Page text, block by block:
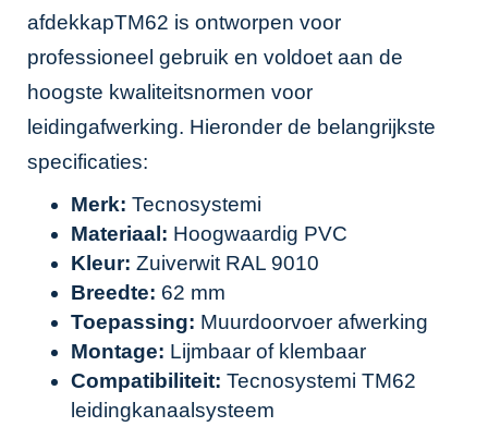
afdekkapTM62 is ontworpen voor
professioneel gebruik en voldoet aan de
hoogste kwaliteitsnormen voor
leidingafwerking. Hieronder de belangrijkste
specificaties:
Merk: Tecnosystemi
Materiaal: Hoogwaardig PVC
Kleur: Zuiverwit RAL 9010
Breedte: 62 mm
Toepassing: Muurdoorvoer afwerking
Montage: Lijmbaar of klembaar
Compatibiliteit: Tecnosystemi TM62
leidingkanaalsysteem